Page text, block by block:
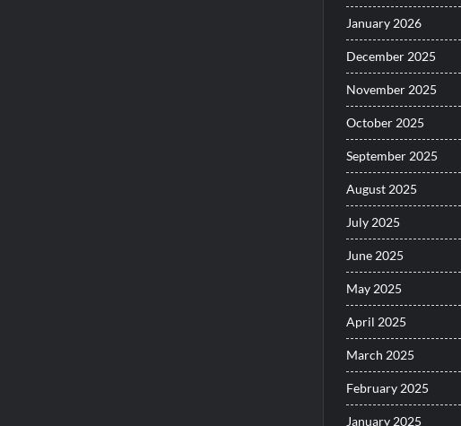
January 2026
December 2025
November 2025
October 2025
September 2025
August 2025
July 2025
June 2025
May 2025
April 2025
March 2025
February 2025
January 2025